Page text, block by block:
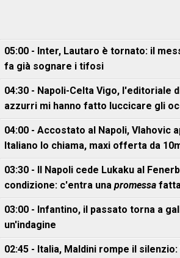
05:00 - Inter, Lautaro è tornato: il
fa già sognare i tifosi
04:30 - Napoli-Celta Vigo, l'editoriale
azzurri mi hanno fatto luccicare gli
04:00 - Accostato al Napoli, Vlahovic
Italiano lo chiama, maxi offerta da
03:30 - Il Napoli cede Lukaku al
condizione: c'entra una promessa
03:00 - Infantino, il passato torna a
un'indagine
02:45 - Italia, Maldini rompe il